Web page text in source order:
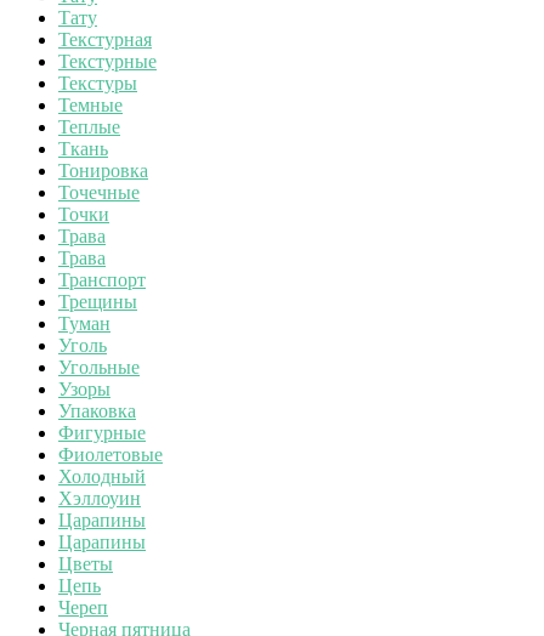
Тату
Текстурная
Текстурные
Текстуры
Темные
Теплые
Ткань
Тонировка
Точечные
Точки
Трава
Трава
Транспорт
Трещины
Туман
Уголь
Угольные
Узоры
Упаковка
Фигурные
Фиолетовые
Холодный
Хэллоуин
Царапины
Царапины
Цветы
Цепь
Череп
Черная пятница